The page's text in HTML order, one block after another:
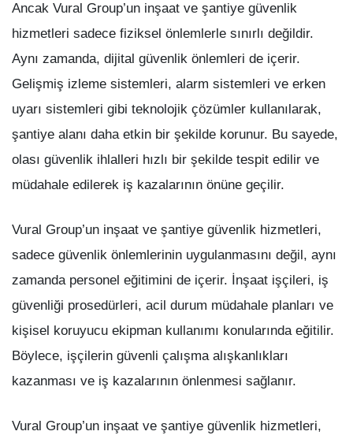
Ancak Vural Group’un inşaat ve şantiye güvenlik
hizmetleri sadece fiziksel önlemlerle sınırlı değildir.
Aynı zamanda, dijital güvenlik önlemleri de içerir.
Gelişmiş izleme sistemleri, alarm sistemleri ve erken
uyarı sistemleri gibi teknolojik çözümler kullanılarak,
şantiye alanı daha etkin bir şekilde korunur. Bu sayede,
olası güvenlik ihlalleri hızlı bir şekilde tespit edilir ve
müdahale edilerek iş kazalarının önüne geçilir.
Vural Group’un inşaat ve şantiye güvenlik hizmetleri,
sadece güvenlik önlemlerinin uygulanmasını değil, aynı
zamanda personel eğitimini de içerir. İnşaat işçileri, iş
güvenliği prosedürleri, acil durum müdahale planları ve
kişisel koruyucu ekipman kullanımı konularında eğitilir.
Böylece, işçilerin güvenli çalışma alışkanlıkları
kazanması ve iş kazalarının önlenmesi sağlanır.
Vural Group’un inşaat ve şantiye güvenlik hizmetleri,